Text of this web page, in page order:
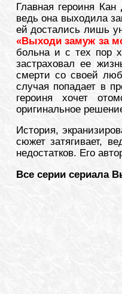
Главная героиня
ведь она выходила
ей достались лишь
«Выходи замуж за
больна и с тех пор
застраховал ее
смерти со своей
случая попадает в
героиня хочет
оригинальное
История,
сюжет затягивает,
недостатков. Его
Все серии сериала